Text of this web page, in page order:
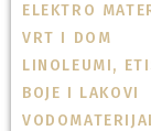
ELEKTRO
VRT I DOM
LINOLEUMI,
BOJE I LAKOVI